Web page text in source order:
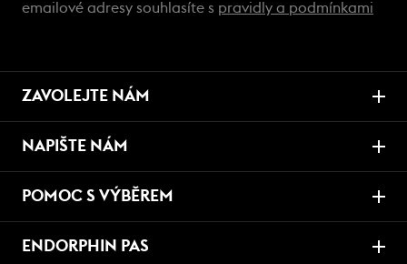
emailové adresy souhlasíte s pravidly a podmínkami
ZAVOLEJTE NÁM
NAPIŠTE NÁM
POMOC S VÝBĚREM
ENDORPHIN PAS